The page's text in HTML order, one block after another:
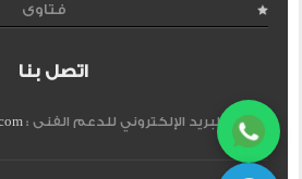
فتاوى
اتصل بنا
البريد الإلكتروني للدعم الفنى :